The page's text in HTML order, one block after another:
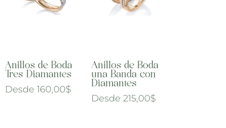
Anillos de Boda
Tres Diamantes
Desde 160,00$
Anillos de Boda
una Banda con
Diamantes
Desde 215,00$